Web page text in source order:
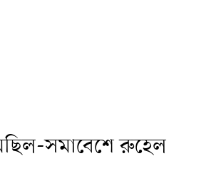
সমাবেশে রুহেল